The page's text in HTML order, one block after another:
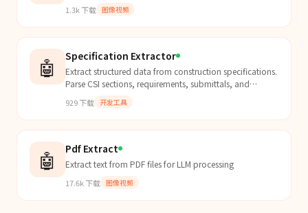
1.3k下载 图像视频
🤖 Specification Extractor
Extract structured data from construction specifications.
Parse CSI sections, requirements, submittals, and
929下载 开发工具
🤖 Pdf Extract
Extract text from PDF files for LLM processing
17.6k下载 图像视频